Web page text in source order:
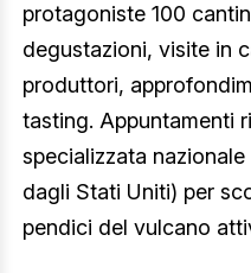
protagoniste 100
degustazioni, visite in
produttori,
tasting. Appuntamenti
specializzata
dagli Stati Uniti) per
pendici del vulcano